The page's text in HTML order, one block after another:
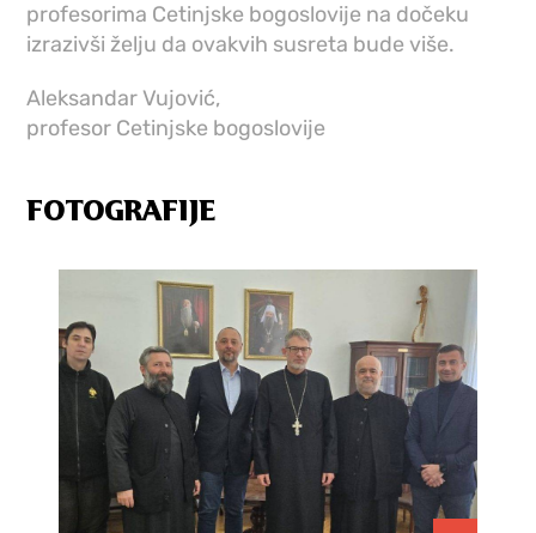
profesorima Cetinjske bogoslovije na dočeku
izrazivši želju da ovakvih susreta bude više.
Aleksandar Vujović,
profesor Cetinjske bogoslovije
FOTOGRAFIJE